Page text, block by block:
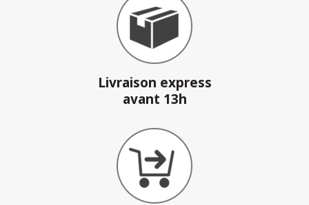
Livraison express
avant 13h